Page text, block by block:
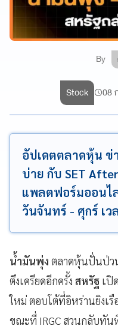
By
Stock 08
อัปเดตตลาดหุ้น ข่
บ่าย กับ SET
แพลตฟอร์มออนไ
วันจันทร์ - ศุกร์ เว
น้ำมันพุ่ง ตลาดหุ้นปั่นป่ว
ตึงเครียดอีกครั้ง สหรัฐ เปิ
ใหม่ ตอบโต้ที่อิหร่านยิงเ
ขณะที่ IRGC สวนกลับทัน